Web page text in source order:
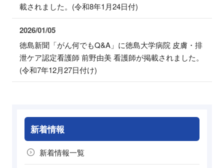
載されました。(令和8年1月24日付)
2026/01/05
徳島新聞「がん何でもQ&A」に徳島大学病院 皮膚・排
泄ケア認定看護師 前野由美 看護師が掲載されました。
(令和7年12月27日付け)
新着情報
新着情報一覧